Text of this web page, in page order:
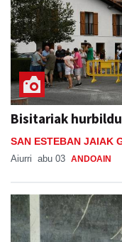
Bisitariak
SAN ESTEBAN JAIAK
Aiurri abu 03 ANDOAIN